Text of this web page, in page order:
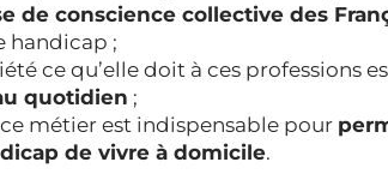
de conscience collective des
handicap ;
ce qu’elle doit à ces professions
quotidien ;
métier est indispensable pour
de vivre à domicile.